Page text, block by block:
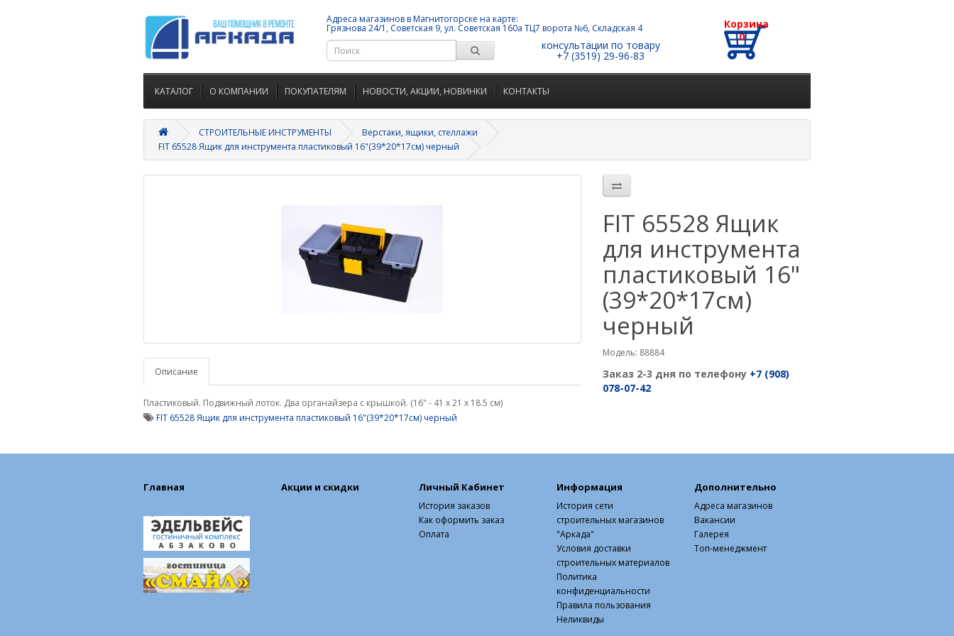
Адреса магазинов в Магнитогорске на карте:
Грязнова 24/1, Советская 9, ул. Советская 160а ТЦ7 ворота №6, Складская 4
консультации по товару
+7 (3519) 29-96-83
Корзина
0
КАТАЛОГ О КОМПАНИИ ПОКУПАТЕЛЯМ НОВОСТИ, АКЦИИ, НОВИНКИ КОНТАКТЫ
СТРОИТЕЛЬНЫЕ ИНСТРУМЕНТЫ
Верстаки, ящики, стеллажи
FIT 65528 Ящик для инструмента пластиковый 16"(39*20*17см) черный
Описание
Пластиковый. Подвижный лоток. Два органайзера с крышкой. (16" - 41 х 21 х 18.5 см)
FIT 65528 Ящик
для инструмента
пластиковый 16"
(39*20*17см)
черный
Модель: 88884
Заказ 2-3 дня по телефону +7 (908)
078-07-42
FIT 65528 Ящик для инструмента пластиковый 16"(39*20*17см) черный
Главная Акции и скидки Личный Кабинет
История заказов
Как оформить заказ
Оплата
Информация
История сети
строительных магазинов
"Аркада"
Условия доставки
строительных материалов
Политика
конфиденциальности
Правила пользования
Неликвиды
Дополнительно
Адреса магазинов
Вакансии
Галерея
Топ-менеджмент